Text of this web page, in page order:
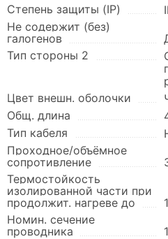
Степень защиты (IP)
Не содержит (без)
галогенов
Тип стороны 2
Цвет внешн. оболочки
Общ. длина
Тип кабеля
Проходное/объёмное
сопротивление
Термостойкость
изолированной части при
продолжит. нагреве до
Номин. сечение
проводника